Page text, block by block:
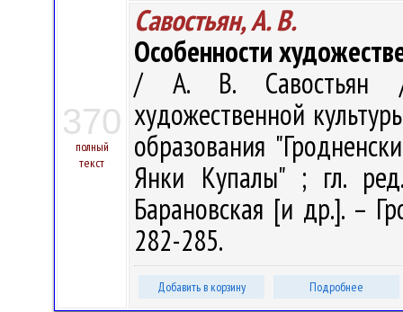
370
полный
текст
Савостьян, А. В.
Особенности
/ А. В. Савостьян //
художественной
образования
Янки Купалы" ; гл.
Барановская [и др.]. –
282-285.
Добавить в корзину Подробнее